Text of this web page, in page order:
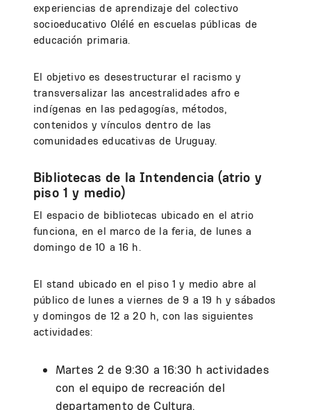
experiencias de aprendizaje del colectivo
socioeducativo Olélé en escuelas públicas de
educación primaria.
El objetivo es desestructurar el racismo y
transversalizar las ancestralidades afro e
indígenas en las pedagogías, métodos,
contenidos y vínculos dentro de las
comunidades educativas de Uruguay.
Bibliotecas de la Intendencia (atrio y
piso 1 y medio)
El espacio de bibliotecas ubicado en el atrio
funciona, en el marco de la feria, de lunes a
domingo de 10 a 16 h.
El stand ubicado en el piso 1 y medio abre al
público de lunes a viernes de 9 a 19 h y sábados
y domingos de 12 a 20 h, con las siguientes
actividades:
Martes 2 de 9:30 a 16:30 h actividades
con el equipo de recreación del
departamento de Cultura.